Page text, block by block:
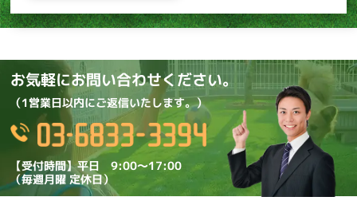
お気軽にお問い合わせください。
（1営業日以内にご返信いたします。）
【受付時間】平日 9:00～17:00
（毎週月曜 定休日）